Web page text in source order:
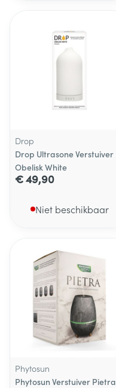
Drop
Drop Ultrasone Verstuiver
Obelisk White
€ 49,90
Niet beschikbaar
Phytosun
Phytosun Verstuiver Pietra